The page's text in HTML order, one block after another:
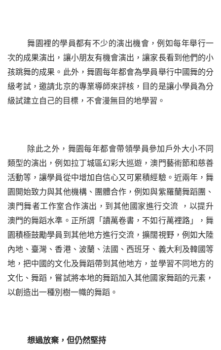
舞園裡的學員都有不少的演出機會，例如每年舉行一
次的成果演出，讓小朋友有機會演出，讓家長看到他們的小
孩跳舞的成果。此外，舞園每年都會為學員舉行中國舞的分
級考試，邀請北京的專業導師來評核，目的是讓小學員為分
級試建立自己的目標，不會漫無目的地學習。
除此之外，舞園每年都會帶領學員參加戶外大小不同
類型的演出，例如拉丁城區幻彩大巡遊，澳門藝術節和慈善
活動等，讓學員從中增加自信心又可累積經驗。近兩年，舞
園開始致力與其他機構、團體合作，例如與紫羅蘭舞蹈團、
澳門舞者工作室合作演出，到其他國家進行交流
，以提升
澳門的舞蹈水準。正所謂「讀萬卷書，不如行萬裡路」，舞
園積極鼓勵學員到其他地方進行交流，擴闊視野，例如大陸
內地、臺灣、香港、波蘭、法國、西班牙、義大利及韓國等
地，把中國的文化及舞蹈帶到其他地方，並學習不同地方的
文化、舞蹈，嘗試將本地的舞蹈加入其他國家舞蹈的元素，
以創造出一種別樹一幟的舞蹈。
想過放棄，但仍然堅持